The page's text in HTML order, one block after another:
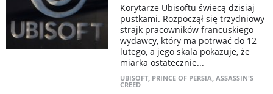
Korytarze Ubisoftu świecą dzisiaj
pustkami. Rozpoczął się trzydniowy
strajk pracowników francuskiego
wydawcy, który ma potrwać do 12
lutego, a jego skala pokazuje, że
miarka ostatecznie...
UBISOFT, PRINCE OF PERSIA, ASSASSIN'S
CREED